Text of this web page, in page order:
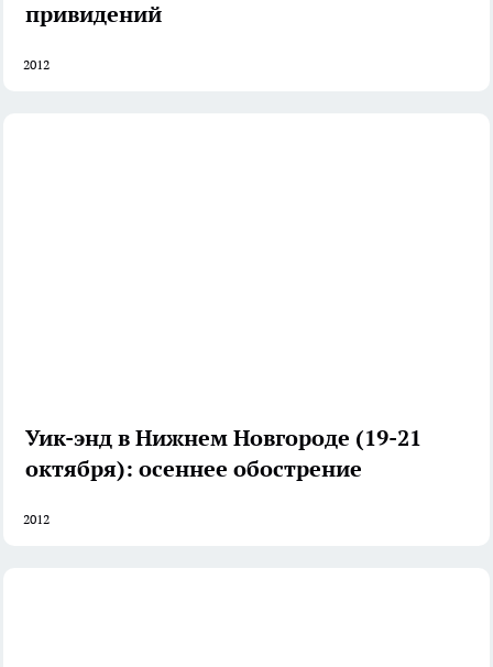
привидений
2012
Уик-энд в Нижнем Новгороде (19-21
октября): осеннее обострение
2012